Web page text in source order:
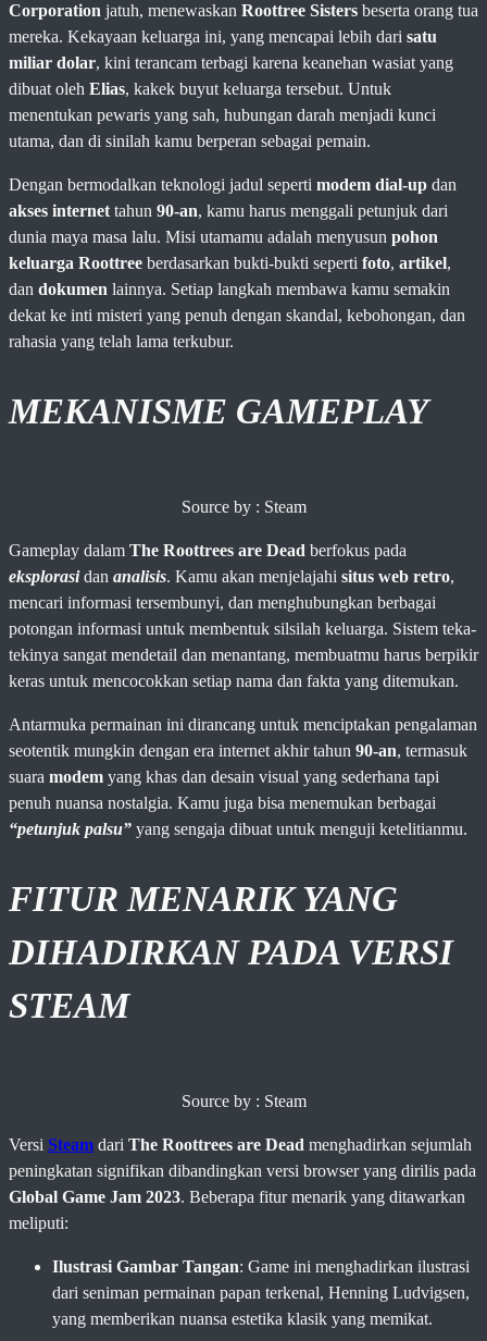
Corporation jatuh, menewaskan Roottree Sisters beserta orang tua
mereka. Kekayaan keluarga ini, yang mencapai lebih dari satu
miliar dolar, kini terancam terbagi karena keanehan wasiat yang
dibuat oleh Elias, kakek buyut keluarga tersebut. Untuk
menentukan pewaris yang sah, hubungan darah menjadi kunci
utama, dan di sinilah kamu berperan sebagai pemain.
Dengan bermodalkan teknologi jadul seperti modem dial-up dan
akses internet tahun 90-an, kamu harus menggali petunjuk dari
dunia maya masa lalu. Misi utamamu adalah menyusun pohon
keluarga Roottree berdasarkan bukti-bukti seperti foto, artikel,
dan dokumen lainnya. Setiap langkah membawa kamu semakin
dekat ke inti misteri yang penuh dengan skandal, kebohongan, dan
rahasia yang telah lama terkubur.
MEKANISME GAMEPLAY
Source by : Steam
Gameplay dalam The Roottrees are Dead berfokus pada
eksplorasidan analisis. Kamu akan menjelajahi situs web retro,
mencari informasi tersembunyi, dan menghubungkan berbagai
potongan informasi untuk membentuk silsilah keluarga. Sistem teka-
tekinya sangat mendetail dan menantang, membuatmu harus berpikir
keras untuk mencocokkan setiap nama dan fakta yang ditemukan.
Antarmuka permainan ini dirancang untuk menciptakan pengalaman
seotentik mungkin dengan era internet akhir tahun 90-an, termasuk
suara modem yang khas dan desain visual yang sederhana tapi
penuh nuansa nostalgia. Kamu juga bisa menemukan berbagai
“petunjuk palsu” yang sengaja dibuat untuk menguji ketelitianmu.
FITUR MENARIK YANG
DIHADIRKAN PADA VERSI
STEAM
Source by : Steam
Versi Steam dari The Roottrees are Dead menghadirkan sejumlah
peningkatan signifikan dibandingkan versi browser yang dirilis pada
Global Game Jam 2023. Beberapa fitur menarik yang ditawarkan
meliputi:
Ilustrasi Gambar Tangan: Game ini menghadirkan ilustrasi
dari seniman permainan papan terkenal, Henning Ludvigsen,
yang memberikan nuansa estetika klasik yang memikat.